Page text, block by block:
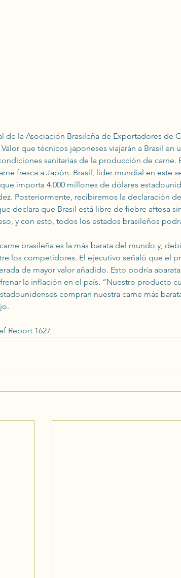
de la Asociación Brasileña de Exportadores de
que técnicos japoneses viajarán a Brasil en
sanitarias de la producción de carne.
fresca a Japón. Brasil, líder mundial en este
importa 4.000 millones de dólares
Posteriormente, recibiremos la declaración
declara que Brasil está libre de fiebre aftosa
y con esto, todos los estados brasileños
brasileña es la más barata del mundo y,
los competidores. El ejecutivo señaló que el
de mayor valor añadido. Esto podría
la inflación en el país. “Nuestro producto
compran nuestra carne más
Report 1627